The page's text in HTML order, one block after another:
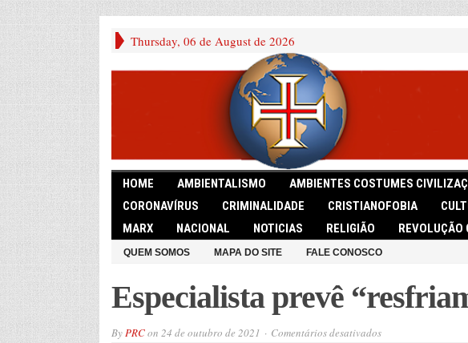
Thursday, 06 de August de 2026
HOME AMBIENTALISMO AMBIENTES COSTUMES
CORONAVÍRUS
CRIMINALIDADE CRISTIANOFOBIA
MARX
NACIONAL NOTICIAS RELIGIÃO REVOLUÇÃO
QUEM SOMOS MAPA DO SITE FALE CONOSCO
Especialista prevê
ByPRCon 24 de outubro de 2021 Comentários desativadosem